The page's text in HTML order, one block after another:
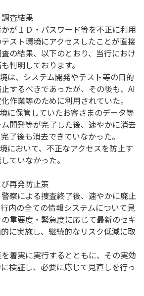
査結果
がＩＤ・パスワード等を不正に利用
スト環境にアクセスしたことが直接
の結果、以下のとおり、当行におけ
判明しております。
、システム開発やテスト等の目的
するべきであったが、その後も、AI
作業等のために利用されていた。
保管していたお客さまのデータ等
開発等が完了した後、速やかに消去
了後も消去できていなかった。
おいて、不正なアクセスを防止す
ていなかった。
再発防止策
察による捜査終了後、速やかに廃止
内の全ての情報システムについて見
重要度・緊急度に応じて最新のセキ
に実施し、継続的なリスク低減に取
着実に実行するとともに、その実効
検証し、必要に応じて見直しを行っ